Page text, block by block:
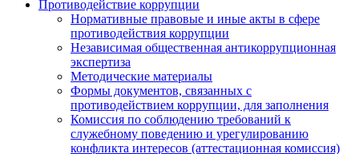
Противодействие коррупции
Нормативные правовые и иные акты в сфере
противодействия коррупции
Независимая общественная антикоррупционная
экспертиза
Методические материалы
Формы документов, связанных с
противодействием коррупции, для заполнения
Комиссия по соблюдению требований к
служебному поведению и урегулированию
конфликта интересов (аттестационная комиссия)